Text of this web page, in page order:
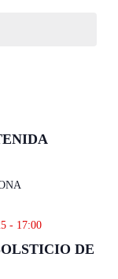
- 17:00
DE